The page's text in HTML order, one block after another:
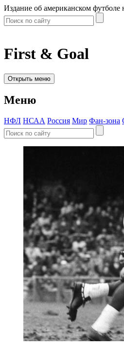
Издание об американском футболе
First & Goal
Открыть меню
Меню
НФЛ НСАА Россия Мир Фан-зона